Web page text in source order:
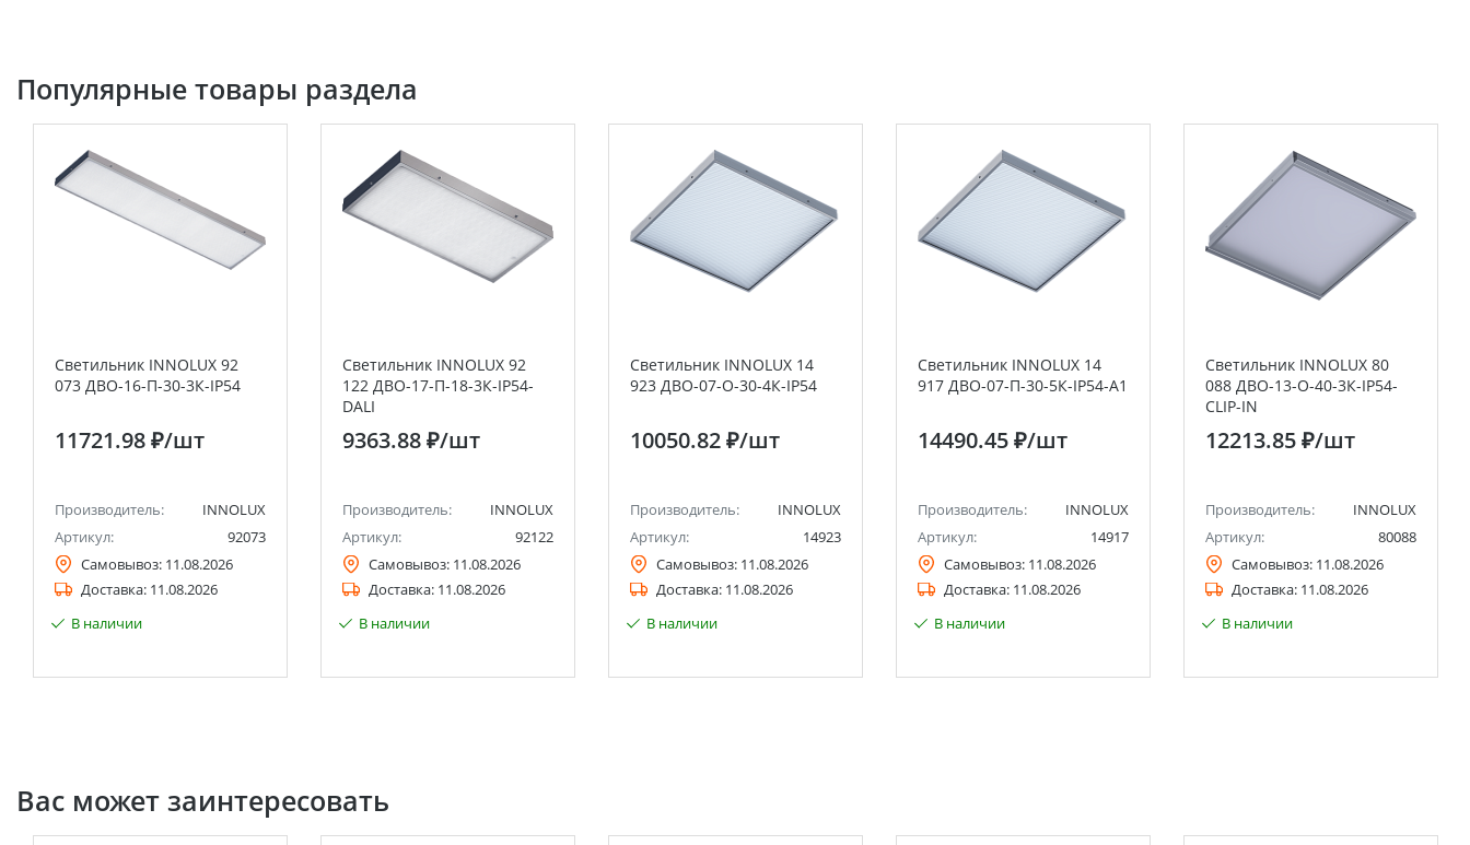
Популярные товары раздела
Светильник INNOLUX 92
073 ДВО-16-П-30-3К-IP54
11721.98 ₽/шт
Производитель:
INNOLUX
Артикул:
92073
Самовывоз: 11.08.2026
Доставка: 11.08.2026
В наличии
Светильник INNOLUX 92
122 ДВО-17-П-18-3К-IP54-
DALI
9363.88 ₽/шт
Производитель:
INNOLUX
Артикул:
92122
Самовывоз: 11.08.2026
Доставка: 11.08.2026
В наличии
Светильник INNOLUX 14
923 ДВО-07-О-30-4К-IP54
10050.82 ₽/шт
Производитель:
INNOLUX
Артикул:
14923
Самовывоз: 11.08.2026
Доставка: 11.08.2026
В наличии
Светильник INNOLUX 14
917 ДВО-07-П-30-5К-IP54-A1
14490.45 ₽/шт
Производитель:
INNOLUX
Артикул:
14917
Самовывоз: 11.08.2026
Доставка: 11.08.2026
В наличии
Светильник INNOLUX 80
088 ДВО-13-О-40-3К-IP54-
CLIP-IN
12213.85 ₽/шт
Производитель:
INNOLUX
Артикул:
80088
Самовывоз: 11.08.2026
Доставка: 11.08.2026
В наличии
Вас может заинтересовать